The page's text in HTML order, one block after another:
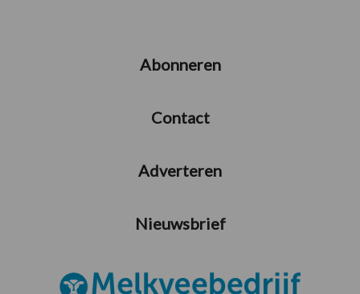
Abonneren
Contact
Adverteren
Nieuwsbrief